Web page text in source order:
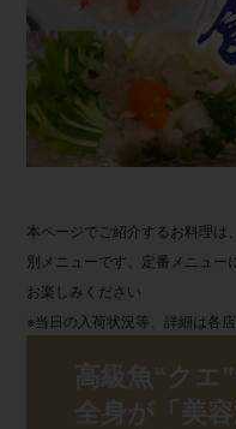
本ページでご紹介するお料理は
別メニューです。定番メニュー
お楽しみください
※当日の入荷状況等、詳細は各
高級魚“クエ
全身が「美